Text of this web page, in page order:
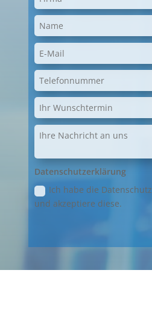
Datenschutzerklärung
Ich habe die
und akzeptiere diese.